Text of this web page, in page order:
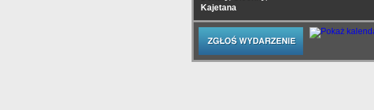
Kajetana